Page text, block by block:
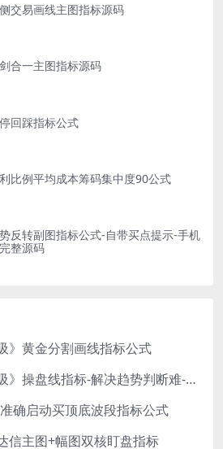
交易画线主图指标源码
合一主图指标源码
回踩指标公式
比例平均成本筹码集中度90公式
反转副图指标公式-自带买点提示-手机
整源码
》黄金分割画线指标公式
通达信《打板低吸》操盘线指标-解决趋势判断难-新手也能轻松参考！
确启动买顶底波段指标公式
信主图+幅图双核盯盘指标